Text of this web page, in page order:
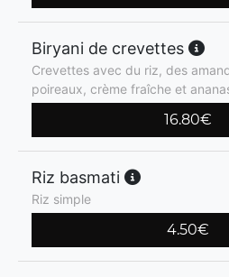
Biryani de crevettes
Crevettes avec du riz, des
poireaux, crème fraîche et
16.80€
Riz basmati
Riz simple
4.50€